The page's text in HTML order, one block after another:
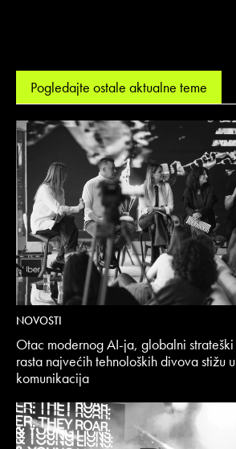
Pogledajte ostale aktualne teme
NOVOSTI
Otac modernog AI-ja, globalni
rasta najvećih tehnoloških divova stižu
komunikacija